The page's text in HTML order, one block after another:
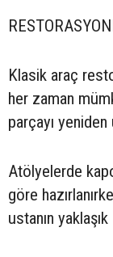
Klasik araç
her zaman
parçayı
Atölyelerde
göre
ustanın